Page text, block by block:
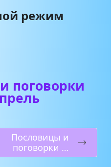
режим
поговорки
Пословицы и
поговорки о
совести